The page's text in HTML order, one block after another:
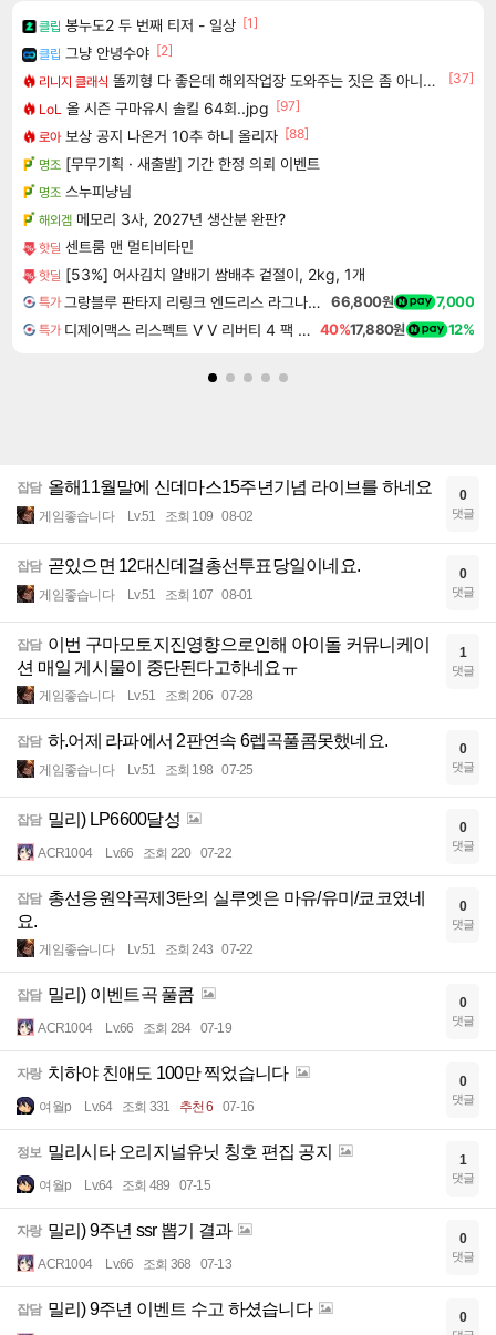
클립 봉누도2 두 번째 티저 - 일상 [1]
클립 그냥 안녕수야 [2]
리니지 클래식 똘끼형 다 좋은데 해외작업장 도와주는 짓은 좀 아니지않냐?
[37]
LoL 올 시즌 구마유시 솔킬 64회..jpg [97]
로아 보상 공지 나온거 10추 하니 올리자 [88]
명조 [무무기획 · 새출발] 기간 한정 의뢰 이벤트
명조 스누피냥님
해외겜 메모리 3사, 2027년 생산분 완판?
핫딜 센트룸 맨 멀티비타민
핫딜 [53%] 어사김치 알배기 쌈배추 겉절이, 2kg, 1개
특가 그랑블루 판타지 리링크 엔드리스 라그나로크 Granblue Fantasy Relink Endless Ragnarok 66,800원 7,000
특가 디제이맥스 리스펙트 V V 리버티 4 팩 DJMAX RESPECT V V Liberty 4 Pack DLC 40%17,880원 12%
잡담 올해11월말에 신데마스15주년기념 라이브를 하네요
게임좋습니다 Lv.51 조회 109 08-02
0
댓글
잡담 곧있으면 12대신데걸총선투표당일이네요.
게임좋습니다 Lv.51 조회 107 08-01
0
댓글
잡담 이번 구마모토지진영향으로인해 아이돌 커뮤니케이
션 매일 게시물이 중단된다고하네요ㅠ
게임좋습니다 Lv.51 조회 206 07-28
1
댓글
잡담 하.어제 라파에서 2판연속 6렙곡풀콤못했네요.
게임좋습니다 Lv.51 조회 198 07-25
0
댓글
잡담 밀리) LP6600달성
ACR1004 Lv.66 조회 220 07-22
0
댓글
잡담 총선응원악곡제3탄의 실루엣은 마유/유미/쿄코였네
요.
게임좋습니다 Lv.51 조회 243 07-22
0
댓글
잡담 밀리) 이벤트곡 풀콤
ACR1004 Lv.66 조회 284 07-19
0
댓글
자랑 치하야 친애도 100만 찍었습니다
여월p Lv.64 조회 331 추천 6 07-16
0
댓글
정보 밀리시타 오리지널유닛 칭호 편집 공지
여월p Lv.64 조회 489 07-15
1
댓글
자랑 밀리) 9주년 ssr 뽑기 결과
ACR1004 Lv.66 조회 368 07-13
0
댓글
잡담 밀리) 9주년 이벤트 수고 하셨습니다 0